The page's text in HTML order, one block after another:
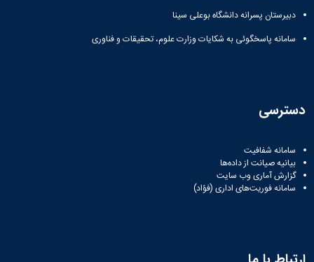
دبیرستان پسرانه دانشگاه بوعلی سینا
سامانه پاسخگوئی به شکایات وزارت علوم، تحقیقات و فناوری
دسترسی
سامانه شفافیت
بیانیه صیانت از داده‌ها
گزارش آماری وب‌ سایت
سامانه فوریت‌های اداری (فؤاد)